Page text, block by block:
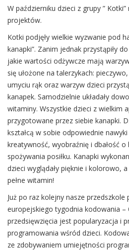
W październiku dzieci z grupy ”
projektów.
Kotki podjęły wielkie wyzwanie pod
kanapki”. Zanim jednak przystąpiły
jakie wartości odżywcze mają
się ułożone na talerzykach:
umyciu rąk oraz warzyw dzieci
kanapek. Samodzielnie układały
witaminy. Wszystkie dzieci z wielkim
przygotowane przez siebie kanapki.
kształcą w sobie odpowiednie
kreatywność, wyobraźnię i dbałość o
spożywania posiłku. Kanapki
dzieci wyglądały pięknie i kolorowo,
pełne witamin!
Już po raz kolejny nasze przedszkole
europejskiego tygodnia kodowania –
przedsięwzięcia jest popularyzacja i
programowania wśród dzieci.
ze zdobywaniem umiejętności